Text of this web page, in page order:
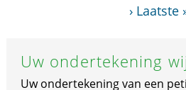
› Laatste
Uw ondertekening
Uw ondertekening van een